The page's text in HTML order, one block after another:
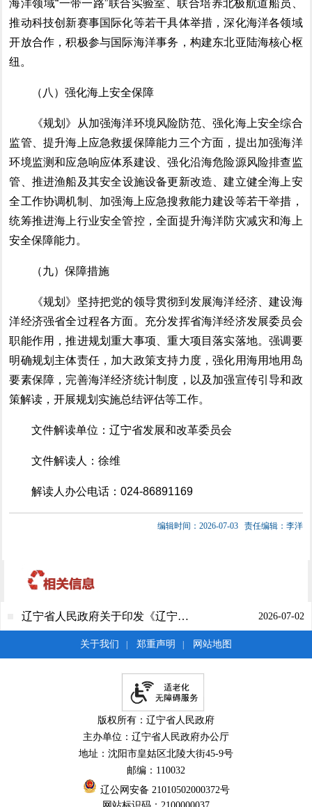
海洋领域“一带一路”联合实验室 、联合培养北极航道船员、
推动科技创新赛事国际化等若干具体举措，深化海洋各领域
开放合作，积极参与国际海洋事务，构建东北亚陆海核心枢
纽。
（八）强化海上安全保障
《规划》 从加强海洋环境风险防范、强化海上安全综合
监管、提升海上应急救援保障能力 三个方面 ，提出加强海洋
环境监测和应急响应体系建设 、强化沿海危险源风险排查监
管
推进渔船及其安全设施设备更新改造 、建立健全海上安
全工作协调机制
加强海上应急搜救能力建设等若干举措，
统筹推进海上行业安全管控，全面提升海洋防灾减灾和海上
安全保障能力 。
（九）保障措施
《规划》 坚持把党的领导贯彻到发展海洋经济、建设海
洋经济强省全过程各方面。 充分发挥省海洋经济发展委员会
职能作用，推进规划重大事项、重大项目落实落地。强调要
明确规划主体责任， 加大政策支持力度，强化用海用地用岛
要素保障，完善海洋经济统计制度 ，以及 加强宣传引导和政
策解读，开展规划实施总结评估等工作。
文件解读单位：辽宁省发展和改革委员会
文件解读人：徐维
解读人办公电话：024-86891169
编辑时间：2026-07-03 责任编辑：李洋
辽宁省人民政府关于印发《辽宁省“十五五”海洋经济发展规划》的通知 2026-07-02
关于我们 郑重声明 网站地图
版权所有：辽宁省人民政府
主办单位：辽宁省人民政府办公厅
地址：沈阳市皇姑区北陵大街45-9号
邮编：110032
辽公网安备 21010502000372号